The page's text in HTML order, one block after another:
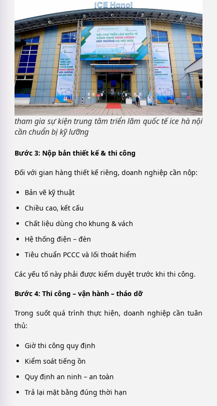
tham gia sự kiện trung tâm triển lãm quốc tế ice hà nội
cần chuẩn bị kỹ lưỡng
Bước 3: Nộp bản thiết kế & thi công
Đối với gian hàng thiết kế riêng, doanh nghiệp cần nộp:
Bản vẽ kỹ thuật
Chiều cao, kết cấu
Chất liệu dùng cho khung & vách
Hệ thống điện – đèn
Tiêu chuẩn PCCC và lối thoát hiểm
Các yếu tố này phải được kiểm duyệt trước khi thi công.
Bước 4: Thi công – vận hành – tháo dỡ
Trong suốt quá trình thực hiện, doanh nghiệp cần tuân
thủ:
Giờ thi công quy định
Kiểm soát tiếng ồn
Quy định an ninh – an toàn
Trả lại mặt bằng đúng thời hạn